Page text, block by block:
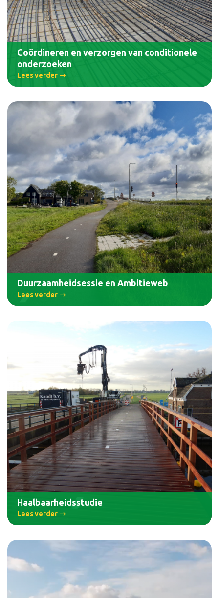
Coördineren en verzorgen van conditionele
onderzoeken
Lees verder
Duurzaamheidsessie en Ambitieweb
Lees verder
Haalbaarheidsstudie
Lees verder